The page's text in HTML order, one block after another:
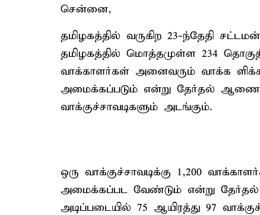
சென்னை,
தமிழகத்தில் வருகிற 23-ந்தேதி
தமிழகத்தில் மொத்தமுள்ள 234
வாக்காளர்கள் அனைவரும் வாக்க ளிக்க
அமைக்கப்படும் என்று தேர்தல்
வாக்குச்சாவடிகளும் அடங்கும்.
ஒரு வாக்குச்சாவடிக்கு 1,200
அமைக்கப்பட வேண்டும் என்று தேர்தல்
அடிப்படையில் 75 ஆயிரத்து 97